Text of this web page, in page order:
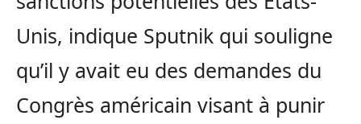
Unis, indique Sputnik qui souligne
qu’il y avait eu des demandes du
Congrès américain visant à punir